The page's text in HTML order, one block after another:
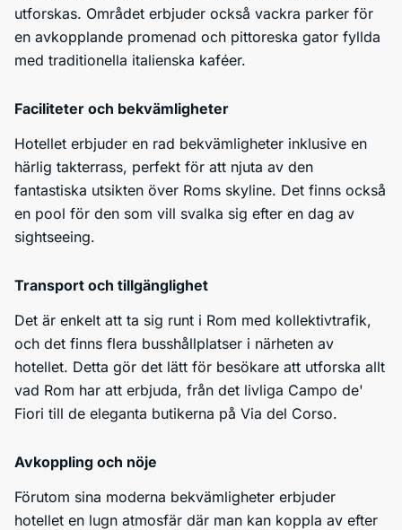
utforskas. Området erbjuder också vackra parker för
en avkopplande promenad och pittoreska gator fyllda
med traditionella italienska kaféer.
Faciliteter och bekvämligheter
Hotellet erbjuder en rad bekvämligheter inklusive en
härlig takterrass, perfekt för att njuta av den
fantastiska utsikten över Roms skyline. Det finns också
en pool för den som vill svalka sig efter en dag av
sightseeing.
Transport och tillgänglighet
Det är enkelt att ta sig runt i Rom med kollektivtrafik,
och det finns flera busshållplatser i närheten av
hotellet. Detta gör det lätt för besökare att utforska allt
vad Rom har att erbjuda, från det livliga Campo de'
Fiori till de eleganta butikerna på Via del Corso.
Avkoppling och nöje
Förutom sina moderna bekvämligheter erbjuder
hotellet en lugn atmosfär där man kan koppla av efter